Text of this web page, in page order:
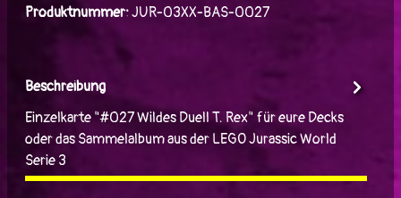
Produktnummer:JUR-03XX-BAS-0027
Beschreibung
Einzelkarte "#027 Wildes Duell T. Rex" für eure Decks
oder das Sammelalbum aus der LEGO Jurassic World
Serie 3